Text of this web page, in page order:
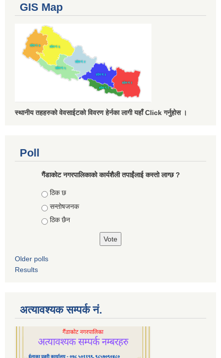
GIS Map
स्थानीय तहहरुको वेवसाईटको विवरण हेर्नका लागी यहाँ Click गर्नुहोस ।
Poll
गैंडाकोट नगरपालिकाको कार्यशैली तपाईंलाई कस्तो लाग्छ ?
Choices
ठिक छ
सन्तोषजनक
ठिक छैन
Older polls
Results
अत्यावश्यक सम्पर्क नं.